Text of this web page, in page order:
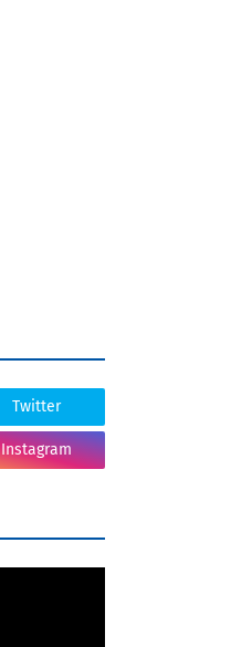
Twitter
Instagram